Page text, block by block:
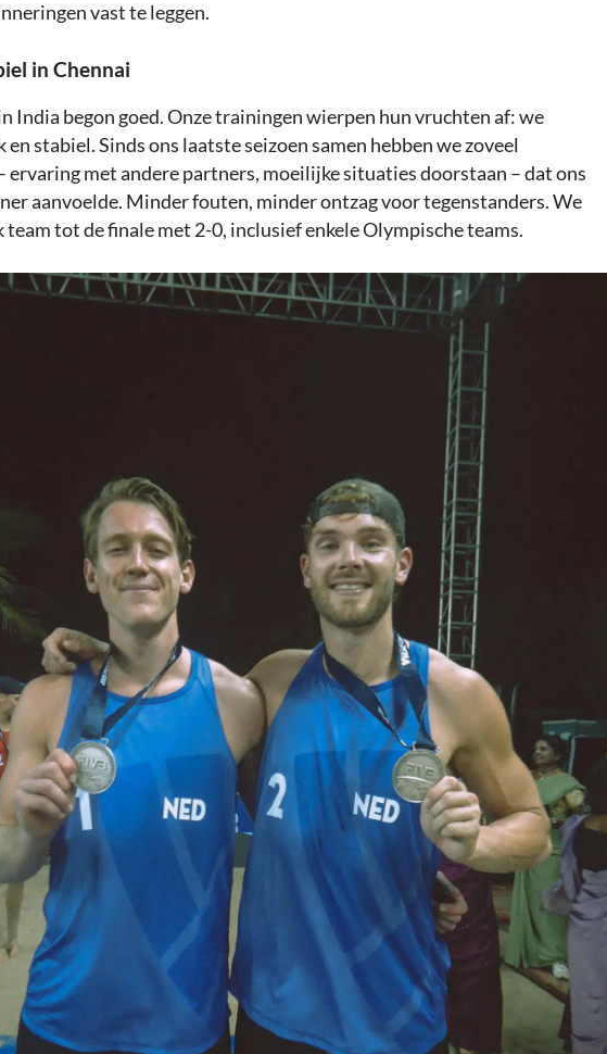
vast te leggen.
in Chennai
India begon goed. Onze trainingen wierpen hun vruchten af: we
en stabiel. Sinds ons laatste seizoen samen hebben we zoveel
ervaring met andere partners, moeilijke situaties doorstaan – dat ons
aanvoelde. Minder fouten, minder ontzag voor tegenstanders. We
team tot de finale met 2-0, inclusief enkele Olympische teams.